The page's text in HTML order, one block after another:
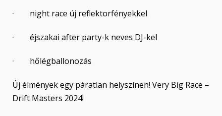
· night race új reflektorfényekkel
· éjszakai after party-k neves DJ-kel
· hőlégballonozás
Új élmények egy páratlan helyszínen! Very Big Race –
Drift Masters 2024!